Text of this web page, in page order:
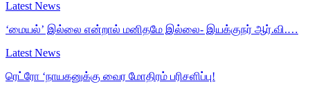
Latest News
‘மையல்’ இல்லை என்றால் மனிதமே இல்லை- இயக்குநர் ஆர்.வி.…
Latest News
ரெட்ரோ ‘நாயகனுக்கு வைர மோதிரம் பரிசளிப்பு!